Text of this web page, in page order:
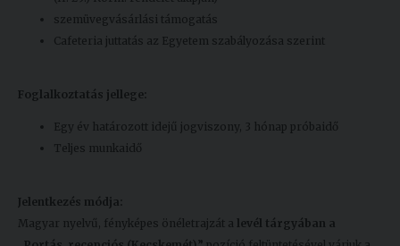
szemüvegvásárlási támogatás
Cafeteria juttatás az Egyetem szabályozása szerint
Foglalkoztatás jellege:
Egy év határozott idejű jogviszony, 3 hónap próbaidő
Teljes munkaidő
Jelentkezés módja:
Magyar nyelvű, fényképes önéletrajzát a levél tárgyában a